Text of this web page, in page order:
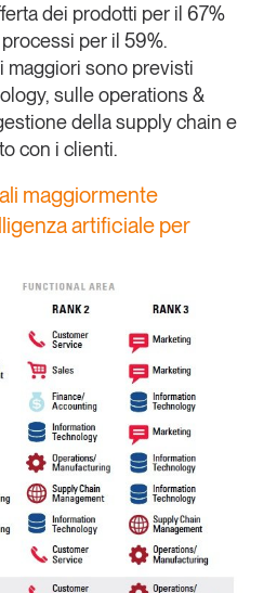
tua email
dei prodotti per il 67%
per il 59%.
maggiori sono previsti
, sulle operations &
dellasupply chain e
con i clienti.
maggiormente
artificiale per